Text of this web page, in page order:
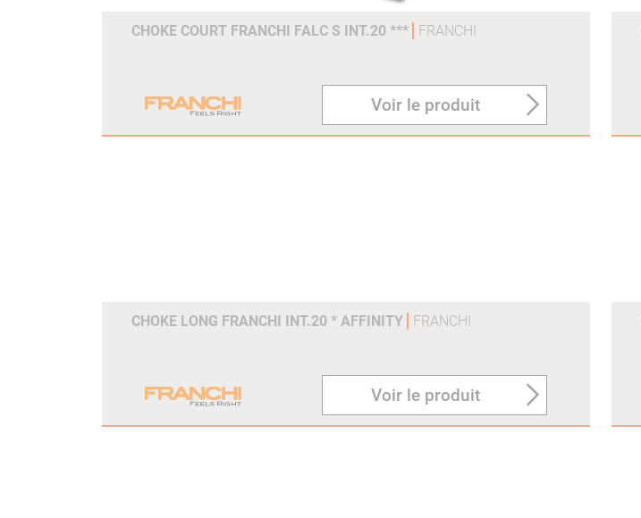
CHOKE COURT FRANCHI FALC S INT.20 *** FRANCHI
Voir le produit
CHOKE LONG FRANCHI INT.20 * AFFINITY FRANCHI
Voir le produit